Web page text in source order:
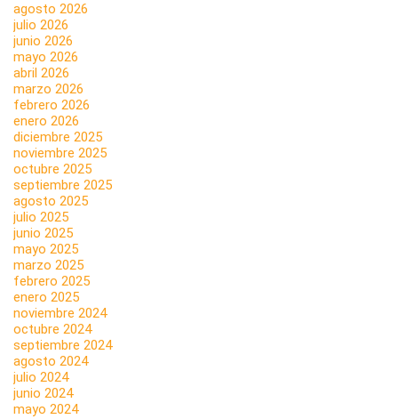
agosto 2026
julio 2026
junio 2026
mayo 2026
abril 2026
marzo 2026
febrero 2026
enero 2026
diciembre 2025
noviembre 2025
octubre 2025
septiembre 2025
agosto 2025
julio 2025
junio 2025
mayo 2025
marzo 2025
febrero 2025
enero 2025
noviembre 2024
octubre 2024
septiembre 2024
agosto 2024
julio 2024
junio 2024
mayo 2024